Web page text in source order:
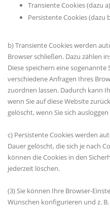
Transiente Cookies (dazu a)
Persistente Cookies (dazu
b) Transiente Cookies werden
Browser schließen. Dazu zählen
Diese speichern eine sogenannte
verschiedene Anfragen Ihres
zuordnen lassen. Dadurch kann
wenn Sie auf diese Website
gelöscht, wenn Sie sich
c) Persistente Cookies werden
Dauer gelöscht, die sich je nach
können die Cookies in den
jederzeit löschen.
(3) Sie können Ihre Browser-
Wünschen konfigurieren und z.